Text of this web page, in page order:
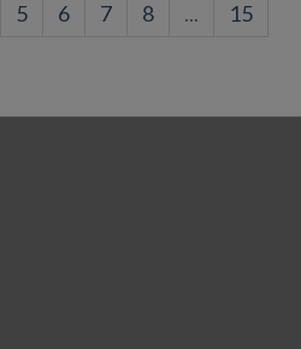
5 6 7 8 ... 15